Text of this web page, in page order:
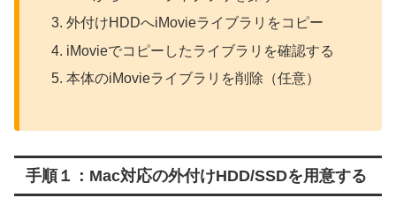
外付けHDDへiMovieライブラリをコピー
iMovieでコピーしたライブラリを確認する
本体のiMovieライブラリを削除（任意）
手順１：Mac対応の外付けHDD/SSDを用意する